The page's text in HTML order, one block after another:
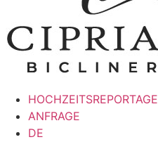
HOCHZEITSREPORTAGE
ANFRAGE
DE